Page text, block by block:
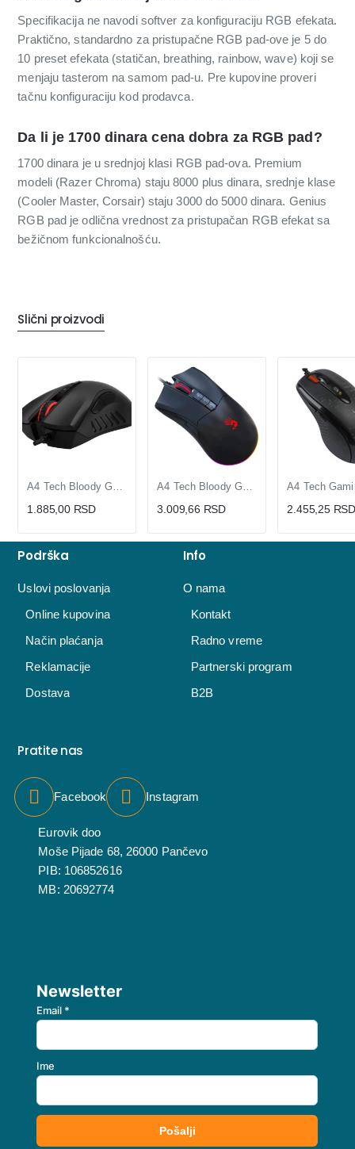
Specifikacija ne navodi softver za konfiguraciju RGB efekata.
Praktično, standardno za pristupačne RGB pad-ove je 5 do
10 preset efekata (statičan, breathing, rainbow, wave) koji se
menjaju tasterom na samom pad-u. Pre kupovine proveri
tačnu konfiguraciju kod prodavca.
Da li je 1700 dinara cena dobra za RGB pad?
1700 dinara je u srednjoj klasi RGB pad-ova. Premium
modeli (Razer Chroma) staju 8000 plus dinara, srednje klase
(Cooler Master, Corsair) staju 3000 do 5000 dinara. Genius
RGB pad je odlična vrednost za pristupačan RGB efekat sa
bežičnom funkcionalnošću.
Slični proizvodi
1.885,00 RSD 3.009,66 RSD 2.455,25 RSD
Podrška
Uslovi poslovanja
Online kupovina
Način plaćanja
Reklamacije
Dostava
Info
O nama
Kontakt
Radno vreme
Partnerski program
B2B
Pratite nas
Facebook Instagram
Eurovik doo
Moše Pijade 68, 26000 Pančevo
PIB: 106852616
MB: 20692774